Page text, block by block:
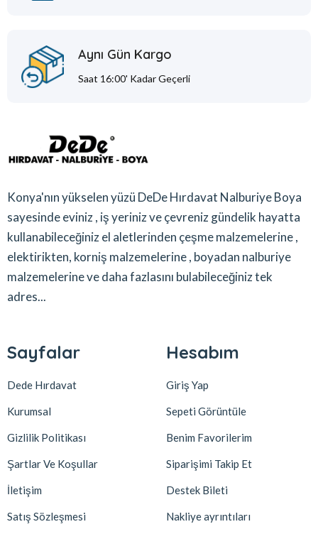
Aynı Gün Kargo
Saat 16:00' Kadar Geçerli
Konya'nın yükselen yüzü DeDe Hırdavat Nalburiye Boya
sayesinde eviniz , iş yeriniz ve çevreniz gündelik hayatta
kullanabileceğiniz el aletlerinden çeşme malzemelerine ,
elektirikten, korniş malzemelerine , boyadan nalburiye
malzemelerine ve daha fazlasını bulabileceğiniz tek
adres...
Sayfalar
Dede Hırdavat
Kurumsal
Gizlilik Politikası
Şartlar Ve Koşullar
İletişim
Satış Sözleşmesi
Hesabım
Giriş Yap
Sepeti Görüntüle
Benim Favorilerim
Siparişimi Takip Et
Destek Bileti
Nakliye ayrıntıları